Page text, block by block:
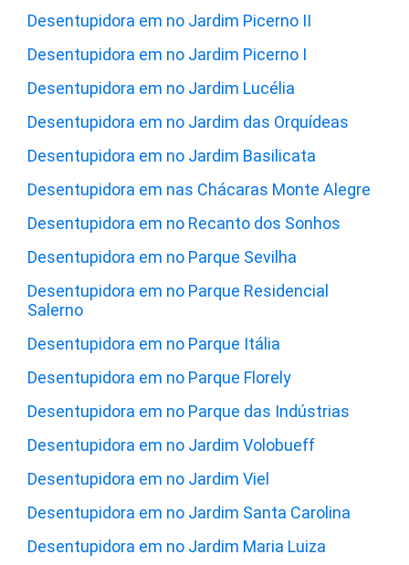
Desentupidora em no Jardim Picerno II
Desentupidora em no Jardim Picerno I
Desentupidora em no Jardim Lucélia
Desentupidora em no Jardim das Orquídeas
Desentupidora em no Jardim Basilicata
Desentupidora em nas Chácaras Monte Alegre
Desentupidora em no Recanto dos Sonhos
Desentupidora em no Parque Sevilha
Desentupidora em no Parque Residencial
Salerno
Desentupidora em no Parque Itália
Desentupidora em no Parque Florely
Desentupidora em no Parque das Indústrias
Desentupidora em no Jardim Volobueff
Desentupidora em no Jardim Viel
Desentupidora em no Jardim Santa Carolina
Desentupidora em no Jardim Maria Luiza